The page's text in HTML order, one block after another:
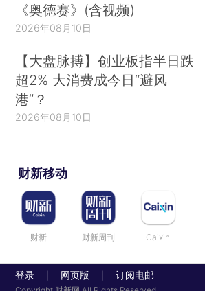
《奥德赛》(含视频)
2026年08月10日
【大盘脉搏】创业板指半日跌
超2% 大消费成今日“避风
港”？
2026年08月10日
财新移动
财新 财新周刊 Caixin
登录 网页版 订阅电邮